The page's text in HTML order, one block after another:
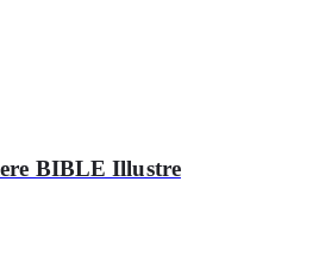
BIBLE Illustre